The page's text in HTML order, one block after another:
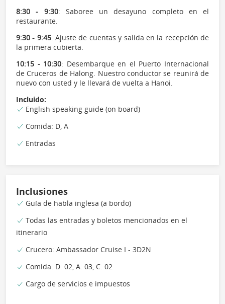
8:30 - 9:30: Saboree un desayuno completo en el
restaurante.
9:30 - 9:45: Ajuste de cuentas y salida en la recepción de
la primera cubierta.
10:15 - 10:30: Desembarque en el Puerto Internacional
de Cruceros de Halong. Nuestro conductor se reunirá de
nuevo con usted y le llevará de vuelta a Hanoi.
Incluido:
English speaking guide (on board)
Comida: D, A
Entradas
Inclusiones
Guía de habla inglesa (a bordo)
Todas las entradas y boletos mencionados en el
itinerario
Crucero: Ambassador Cruise I - 3D2N
Comida: D: 02, A: 03, C: 02
Cargo de servicios e impuestos